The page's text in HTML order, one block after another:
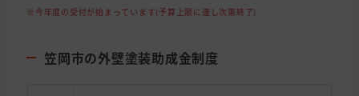
※今年度の受付が始まっています(予算上限に達し次第終了)
笠岡市の外壁塗装助成金制度